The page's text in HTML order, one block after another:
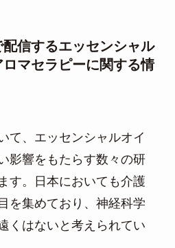
信するエッセンシャル
マセラピーに関する情
て、エッセンシャルオイ
影響をもたらす数々の研
す。日本においても介護
を集めており、神経科学
くはないと考えられてい